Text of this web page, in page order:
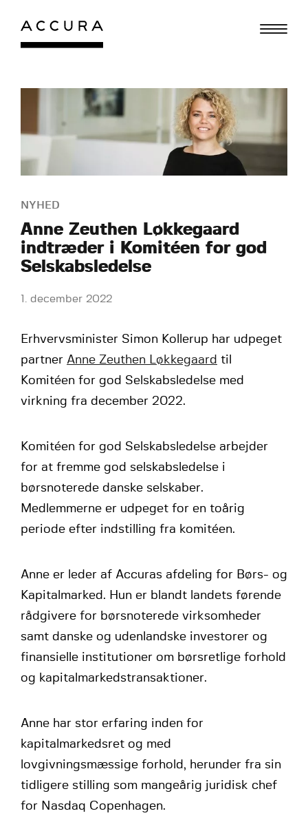
Gå
indhold
NYHED
Anne Zeuthen Løkkegaard
indtræder i Komitéen for god
Selskabsledelse
1. december 2022
Erhvervsminister Simon Kollerup har udpeget
partner Anne Zeuthen Løkkegaard til
Komitéen for god Selskabsledelse med
virkning fra december 2022.
Komitéen for god Selskabsledelse arbejder
for at fremme god selskabsledelse i
børsnoterede danske selskaber.
Medlemmerne er udpeget for en toårig
periode efter indstilling fra komitéen.
Anne er leder af Accuras afdeling for Børs- og
Kapitalmarked. Hun er blandt landets førende
rådgivere for børsnoterede virksomheder
samt danske og udenlandske investorer og
finansielle institutioner om børsretlige forhold
og kapitalmarkedstransaktioner.
Anne har stor erfaring inden for
kapitalmarkedsret og med
lovgivningsmæssige forhold, herunder fra sin
tidligere stilling som mangeårig juridisk chef
for Nasdaq Copenhagen.